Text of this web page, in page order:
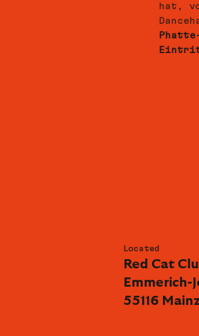
hat,
Located
Red Cat
Emmerich-
55116